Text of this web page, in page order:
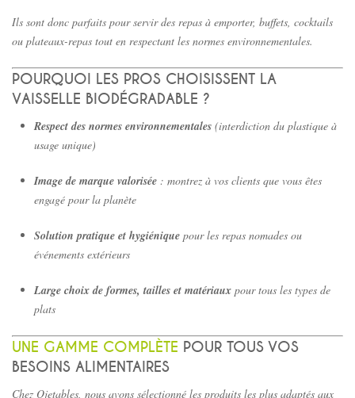
Ils sont donc parfaits pour servir des repas à emporter, buffets, cocktails
ou plateaux-repas tout en respectant les normes environnementales.
POURQUOI LES PROS CHOISISSENT LA
VAISSELLE BIODÉGRADABLE ?
Respect des normes environnementales (interdiction du plastique à
usage unique)
Image de marque valorisée : montrez à vos clients que vous êtes
engagé pour la planète
Solution pratique et hygiénique pour les repas nomades ou
événements extérieurs
Large choix de formes, tailles et matériaux pour tous les types de
plats
UNE GAMME COMPLÈTE POUR TOUS VOS
BESOINS ALIMENTAIRES
Chez Ojetables, nous avons sélectionné les produits les plus adaptés aux